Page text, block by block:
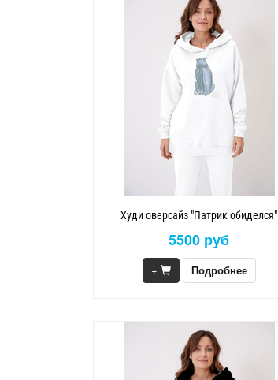
Худи оверсайз "Патрик обиделся"
5500 руб
+ Подробнее